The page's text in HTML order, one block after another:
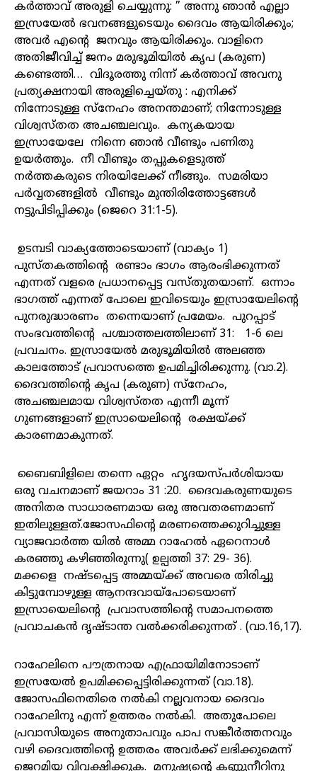
കർത്താവ് അരുളി ചെയ്യുന്നു: ” അന്നു ഞാൻ എല്ലാ
ഇസ്രയേൽ ഭവനങ്ങളുടെയും ദൈവം ആയിരിക്കും;
അവർ എന്റെ ജനവും ആയിരിക്കും. വാളിനെ
അതിജീവിച്ച് ജനം മരുഭൂമിയിൽ കൃപ (കരുണ)
കണ്ടെത്തി… വിദൂരത്തു നിന്ന് കർത്താവ് അവനു
പ്രത്യക്ഷനായി അരുളിച്ചെയ്തു : എനിക്ക്
നിന്നോടുള്ള സ്നേഹം അനന്തമാണ്; നിന്നോടുള്ള
വിശ്വസ്തത അചഞ്ചലവും. കന്യകയായ
ഇസ്രായേലേ നിന്നെ ഞാൻ വീണ്ടും പണിതു
ഉയർത്തും. നീ വീണ്ടും തപ്പുകളെടുത്ത്
നർത്തകരുടെ നിരയിലേക്ക് നീങ്ങും. സമരിയാ
പർവ്വതങ്ങളിൽ വീണ്ടും മുന്തിരിത്തോട്ടങ്ങൾ
നട്ടുപിടിപ്പിക്കും (ജെറെ 31:1-5).
ഉടമ്പടി വാക്യത്തോടെയാണ് (വാക്യം 1)
പുസ്തകത്തിന്റെ രണ്ടാം ഭാഗം ആരംഭിക്കുന്നത്
എന്നത് വളരെ പ്രധാനപ്പെട്ട വസ്തുതയാണ്. ഒന്നാം
ഭാഗത്ത് എന്നത് പോലെ ഇവിടെയും ഇസ്രായേലിന്റെ
പുനരുദ്ധാരണം തന്നെയാണ് പ്രമേയം. പുറപ്പാട്
സംഭവത്തിന്റെ പശ്ചാത്തലത്തിലാണ് 31: 1-6 ലെ
പ്രവചനം. ഇസ്രായേൽ മരുഭൂമിയിൽ അലഞ്ഞ
കാലത്തോട് പ്രവാസത്തെ ഉപമിച്ചിരിക്കുന്നു. (വാ.2).
ദൈവത്തിന്റെ കൃപ (കരുണ) സ്നേഹം,
അചഞ്ചലമായ വിശ്വസ്തത എന്നീ മൂന്ന്
ഗുണങ്ങളാണ് ഇസ്രായെലിന്റെ രക്ഷയ്ക്ക്
കാരണമാകുന്നത്.
ബൈബിളിലെ തന്നെ ഏറ്റം ഹൃദയസ്പർശിയായ
ഒരു വചനമാണ് ജയറാം 31 :20. ദൈവകരുണയുടെ
അനിതര സാധാരണമായ ഒരു അവതരണമാണ്
ഇതിലുള്ളത്.ജോസഫിന്റെ മരണത്തെക്കുറിച്ചുള്ള
വ്യാജവാർത്ത യിൽ അമ്മ റാഹേൽ ഏറെനാൾ
കരഞ്ഞു കഴിഞ്ഞിരുന്നു( ഉല്പത്തി 37: 29- 36).
മക്കളെ നഷ്ടപ്പെട്ട അമ്മയ്ക്ക് അവരെ തിരിച്ചു
കിട്ടുമ്പോഴുള്ള ആനന്ദവായ്പോടെയാണ്
ഇസ്രായെലിന്റെ പ്രവാസത്തിന്റെ സമാപനത്തെ
പ്രവാചകൻ ദൃഷ്ടാന്ത വൽക്കരിക്കുന്നത് . (വാ.16,17).
റാഹേലിനെ പൗത്രനായ എഫ്രായിമിനോടാണ്
ഇസ്രയേൽ ഉപമിക്കപ്പെട്ടിരിക്കുന്നത് (വാ.18).
ജോസഫിനെതിരെ നൽകി നല്ലവനായ ദൈവം
റാഹേലിനു എന്ന് ഉത്തരം നൽകി. അതുപോലെ
പ്രവാസിയുടെ അനുതാപവും പാപ സങ്കീർത്തനവും
വഴി ദൈവത്തിന്റെ ഉത്തരം അവർക്ക് ലഭിക്കുമെന്ന്
ജെറമിയ വിവക്ഷിക്കുക. മനുഷ്യന്റെ കണ്ണുനീറിനു